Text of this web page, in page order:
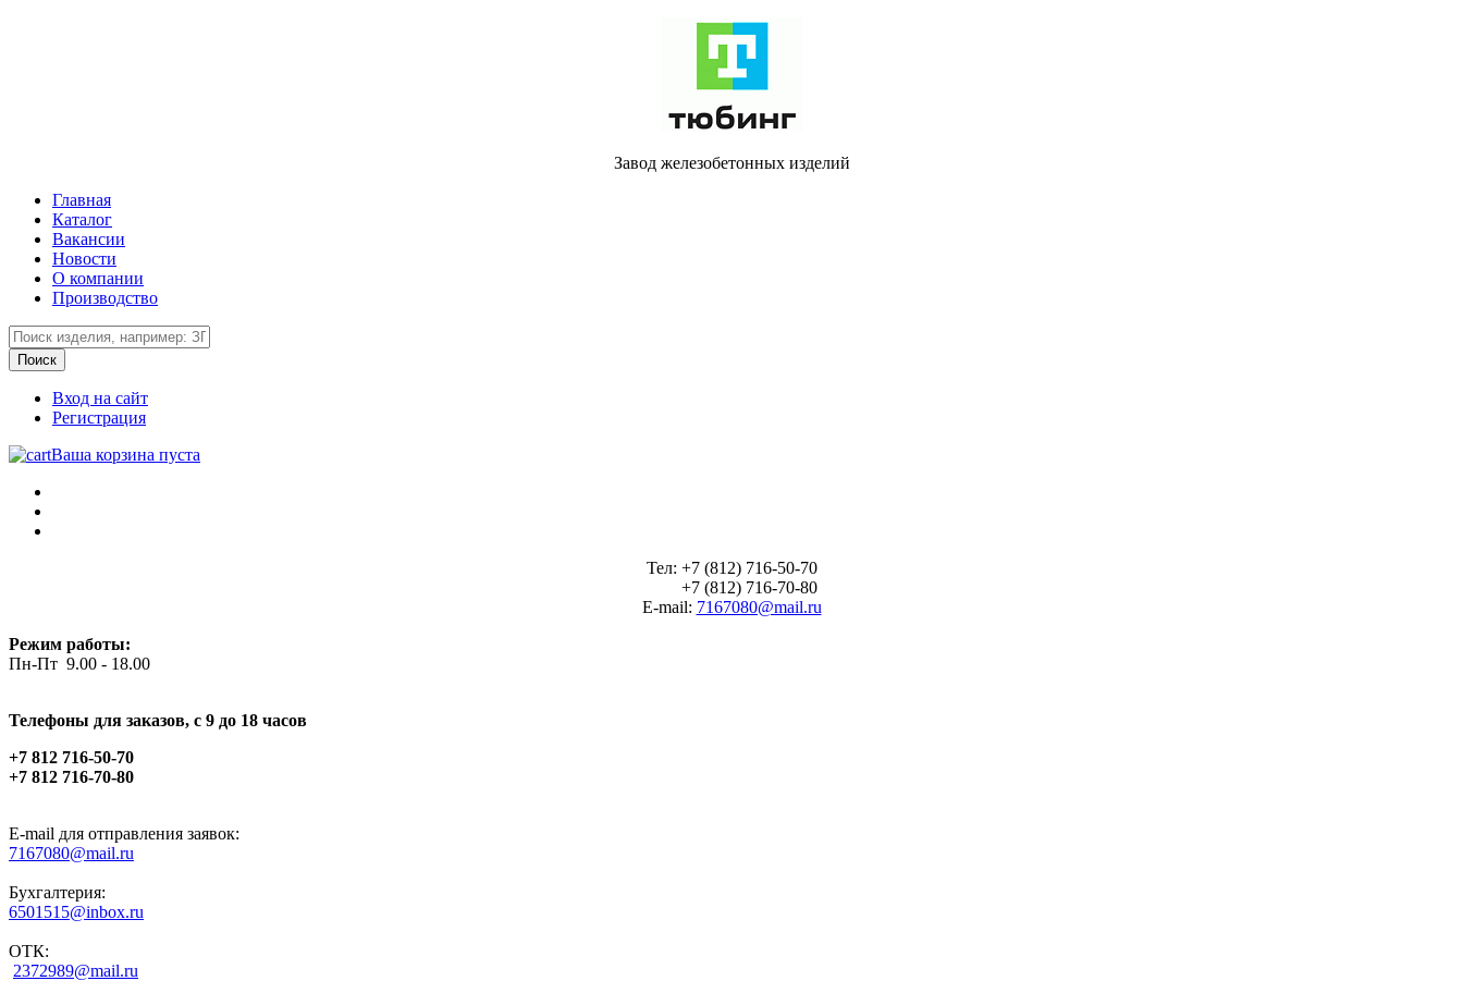
Завод железобетонных изделий
Главная
Каталог
Вакансии
Новости
О компании
Производство
Вход на сайт
Регистрация
Ваша корзина пуста
Тел: +7 (812) 716-50-70
+7 (812) 716-70-80
E-mail: 7167080@mail.ru
Режим работы:
Пн-Пт 9.00 - 18.00
Телефоны для заказов, c 9 до 18 часов
+7 812 716-50-70
+7 812 716-70-80
E-mail для отправления заявок:
7167080@mail.ru
Бухгалтерия:
6501515@inbox.ru
ОТК:
2372989@mail.ru